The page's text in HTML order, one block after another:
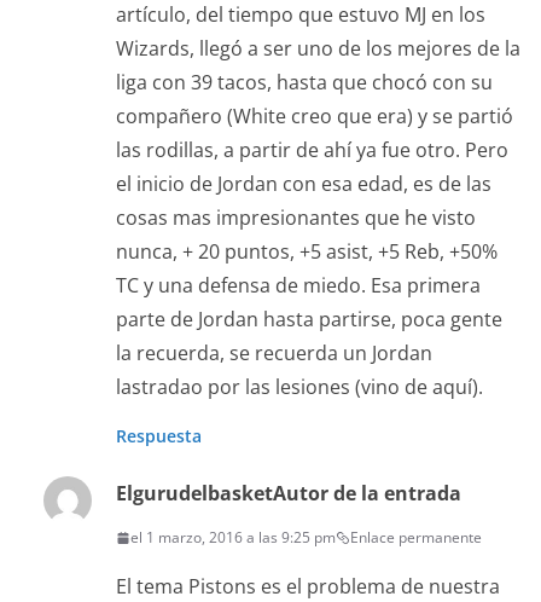
artículo, del tiempo que estuvo MJ en los
Wizards, llegó a ser uno de los mejores de la
liga con 39 tacos, hasta que chocó con su
compañero (White creo que era) y se partió
las rodillas, a partir de ahí ya fue otro. Pero
el inicio de Jordan con esa edad, es de las
cosas mas impresionantes que he visto
nunca, + 20 puntos, +5 asist, +5 Reb, +50%
TC y una defensa de miedo. Esa primera
parte de Jordan hasta partirse, poca gente
la recuerda, se recuerda un Jordan
lastradao por las lesiones (vino de aquí).
Respuesta
ElgurudelbasketAutor de la entrada
el 1 marzo, 2016 a las 9:25 pm Enlace permanente
El tema Pistons es el problema de nuestra